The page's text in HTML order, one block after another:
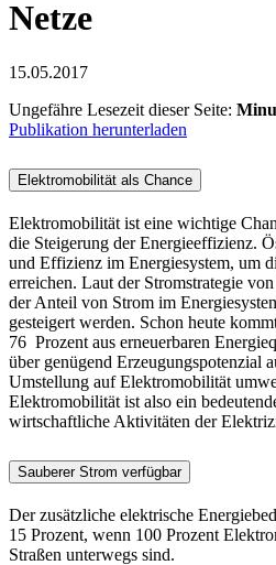
Netze
15.05.2017
Ungefähre Lesezeit dieser Seite:
Publikation herunterladen
Elektromobilität als Chance
Elektromobilität ist eine wichtige
die Steigerung der Energieeffizienz.
und Effizienz im Energiesys­tem, um
erreichen. Laut der Stromstrategie
der Anteil von Strom im
gesteigert werden. Schon heute
76 Prozent aus erneuerba­ren
über genü­gend Erzeugungspotenzial
Umstellung auf Elektromobilität
Elektromobilität ist also ein
wirtschaftliche Aktivitäten der
Sauberer Strom verfügbar
Der zusätzliche elektrische
15 Prozent, wenn 100 Prozent
Straßen unterwegs sind.